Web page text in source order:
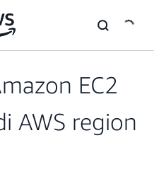
EC2
AWS region